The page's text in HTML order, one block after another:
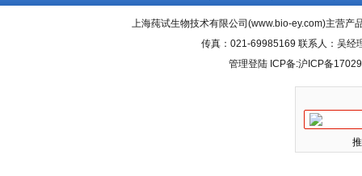
上海莼试生物技术有限公司(www.bio-ey.com)主营产
传真：021-69985169 联系人：吴经
管理登陆 ICP备:沪ICP备